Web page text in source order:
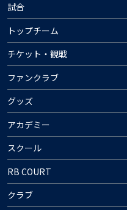
試合
トップチーム
チケット・観戦
ファンクラブ
グッズ
アカデミー
スクール
RB COURT
クラブ